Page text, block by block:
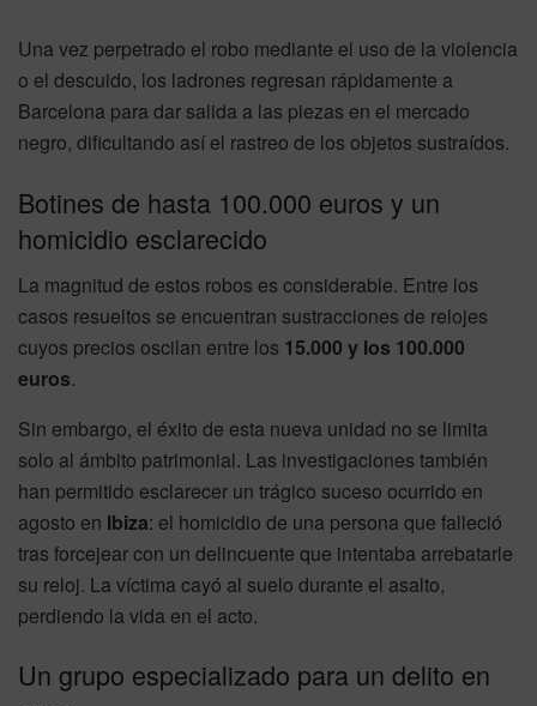
Una vez perpetrado el robo mediante el uso de la violencia
o el descuido, los ladrones regresan rápidamente a
Barcelona para dar salida a las piezas en el mercado
negro, dificultando así el rastreo de los objetos sustraídos.
Botines de hasta 100.000 euros y un
homicidio esclarecido
La magnitud de estos robos es considerable. Entre los
casos resueltos se encuentran sustracciones de relojes
cuyos precios oscilan entre los 15.000 y los 100.000
euros.
Sin embargo, el éxito de esta nueva unidad no se limita
solo al ámbito patrimonial. Las investigaciones también
han permitido esclarecer un trágico suceso ocurrido en
agosto en Ibiza: el homicidio de una persona que falleció
tras forcejear con un delincuente que intentaba arrebatarle
su reloj. La víctima cayó al suelo durante el asalto,
perdiendo la vida en el acto.
Un grupo especializado para un delito en